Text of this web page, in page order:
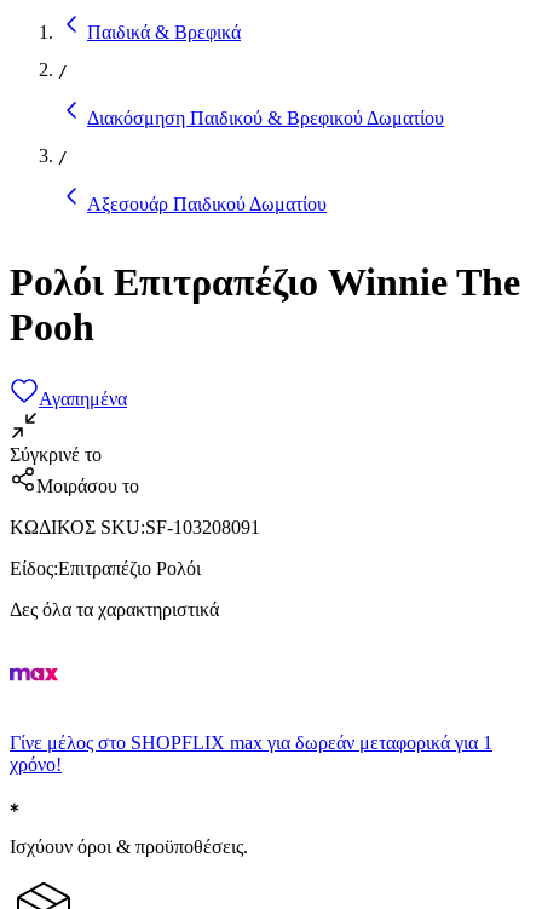
Παιδικά & Βρεφικά
/
Διακόσμηση Παιδικού & Βρεφικού Δωματίου
/
Αξεσουάρ Παιδικού Δωματίου
Ρολόι Επιτραπέζιο Winnie The
Pooh
Αγαπημένα
Σύγκρινέ το
Μοιράσου το
ΚΩΔΙΚΟΣ SKU:SF-103208091
Είδος:Επιτραπέζιο Ρολόι
Δες όλα τα χαρακτηριστικά
Γίνε μέλος στο SHOPFLIX max για δωρεάν μεταφορικά για 1
χρόνο!
Ισχύουν όροι & προϋποθέσεις.